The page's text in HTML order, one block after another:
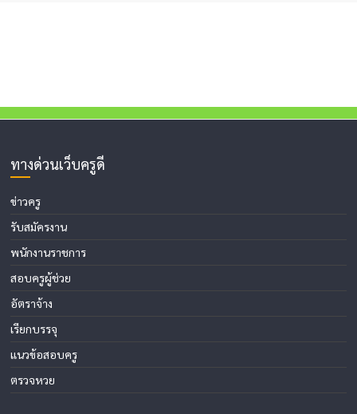
ทางด่วนเว็บครูดี
ข่าวครู
รับสมัครงาน
พนักงานราชการ
สอบครูผู้ช่วย
อัตราจ้าง
เรียกบรรจุ
แนวข้อสอบครู
ตรวจหวย